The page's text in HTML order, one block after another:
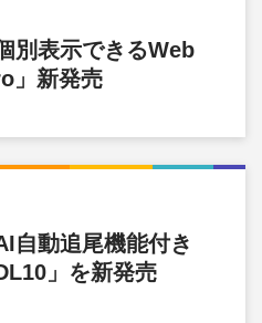
別表示できるWeb
」新発売
自動追尾機能付き
」を新発売